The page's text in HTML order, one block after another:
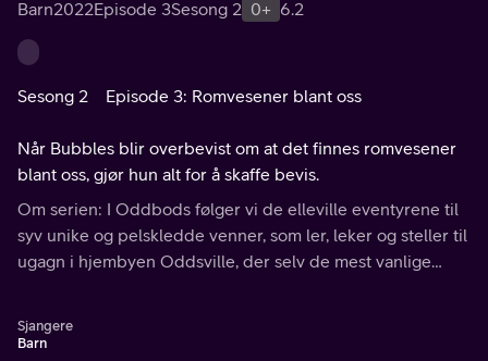
Barn2022Episode 3Sesong 2 0+ 6.2
Sesong 2 Episode 3: Romvesener blant oss
Når Bubbles blir overbevist om at det finnes romvesener
blant oss, gjør hun alt for å skaffe bevis.
Om serien: I Oddbods følger vi de elleville eventyrene til
syv unike og pelskledde venner, som ler, leker og steller til
ugagn i hjembyen Oddsville, der selv de mest vanlige
Sjangere
Barn